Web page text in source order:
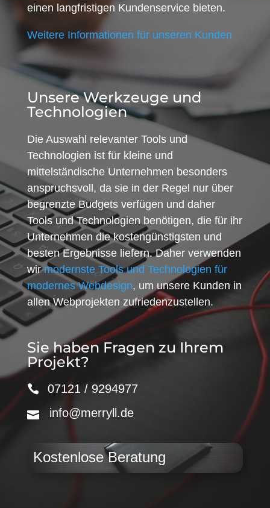
einen langfristigen Kundenservice bieten.
Weitere Informationen für unseren Kunden
Unsere Werkzeuge und
Technologien
Die Auswahl relevanter Tools und
Technologien ist für kleine und
mittelständische Unternehmen besonders
anspruchsvoll, da sie in der Regel nur über
begrenzte Budgets verfügen und daher
Tools und Technologien benötigen, die für ihr
Unternehmen die kostengünstigsten und
besten Ergebnisse liefern. Daher verwenden
wirmodernste Tools und Technologien für
modernes Webdesign, um unsere Kunden in
allen Webprojekten zufriedenzustellen.
Sie haben Fragen zu Ihrem
Projekt?
07121 / 9294977
info@merryll.de
Kostenlose Beratung